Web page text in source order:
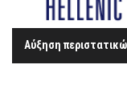
Αύξηση